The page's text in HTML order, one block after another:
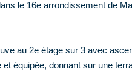
le 16e arrondissement de
au 2e étage sur 3 avec
équipée, donnant sur une